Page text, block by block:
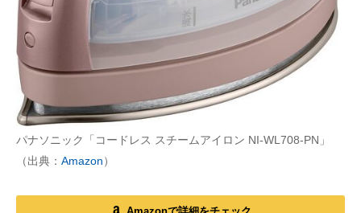
パナソニック「コードレス スチームアイロン NI-WL708-PN」
（出典： Amazon）